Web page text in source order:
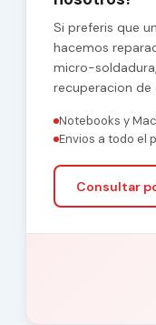
Si preferis que
hacemos
micro-
recuperacion de
Notebooks y
Envios a todo el
Consultar